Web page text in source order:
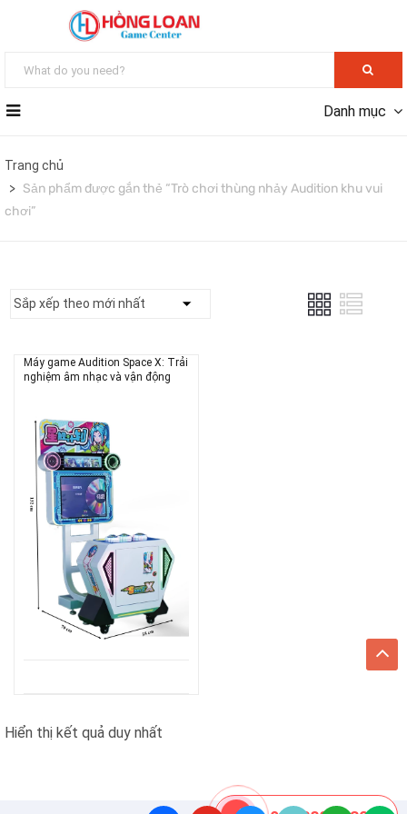
Danh mục
Trang chủ
Sản phẩm được gắn thẻ “Trò chơi thùng nhảy Audition khu vui
chơi”
Máy game Audition Space X: Trải
nghiệm âm nhạc và vận động
Hiển thị kết quả duy nhất